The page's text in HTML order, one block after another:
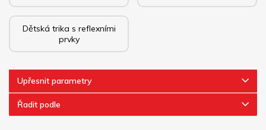
Dětská trika s reflexními
prvky
Upřesnit parametry
Řadit podle